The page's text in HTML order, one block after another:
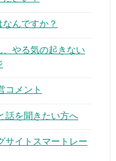
んですか？
やる気の起きない
コメント
話を聞きたい方へ
サイトスマートレー